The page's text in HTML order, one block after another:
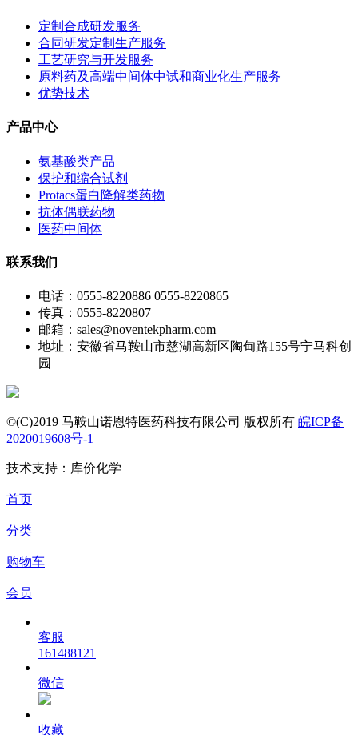
定制合成研发服务
合同研发定制生产服务
工艺研究与开发服务
原料药及高端中间体中试和商业化生产服务
优势技术
产品中心
氨基酸类产品
保护和缩合试剂
Protacs蛋白降解类药物
抗体偶联药物
医药中间体
联系我们
电话：0555-8220886 0555-8220865
传真：0555-8220807
邮箱：sales@noventekpharm.com
地址：安徽省马鞍山市慈湖高新区陶甸路155号宁马科创
园
©(C)2019 马鞍山诺恩特医药科技有限公司 版权所有 皖ICP备
2020019608号-1
技术支持：库价化学
首页
分类
购物车
会员
客服
161488121
微信
收藏